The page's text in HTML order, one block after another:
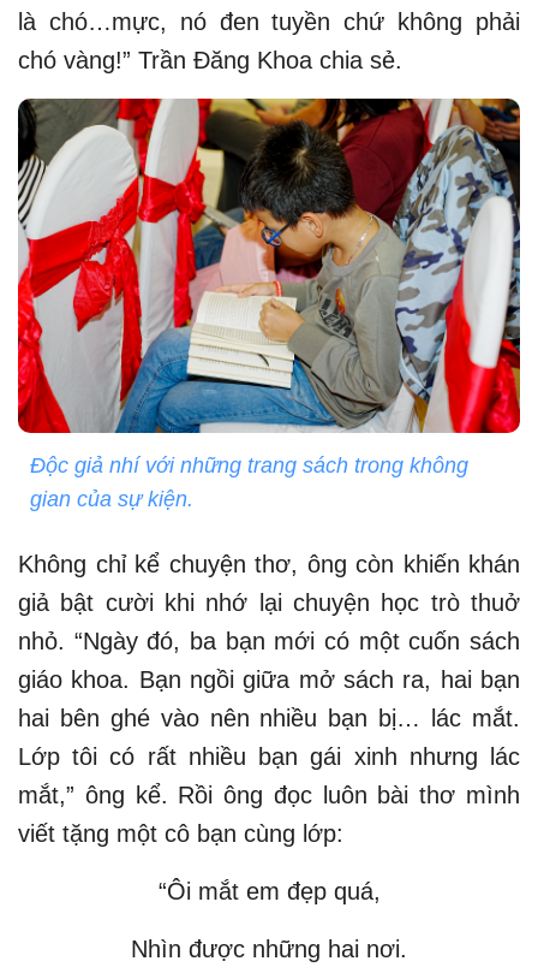
là chó…mực, nó đen tuyền chứ không phải
chó vàng!” Trần Đăng Khoa chia sẻ.
Độc giả nhí với những trang sách trong không
gian của sự kiện.
Không chỉ kể chuyện thơ, ông còn khiến khán
giả bật cười khi nhớ lại chuyện học trò thuở
nhỏ. “Ngày đó, ba bạn mới có một cuốn sách
giáo khoa. Bạn ngồi giữa mở sách ra, hai bạn
hai bên ghé vào nên nhiều bạn bị… lác mắt.
Lớp tôi có rất nhiều bạn gái xinh nhưng lác
mắt,” ông kể. Rồi ông đọc luôn bài thơ mình
viết tặng một cô bạn cùng lớp:
“Ôi mắt em đẹp quá,
Nhìn được những hai nơi.